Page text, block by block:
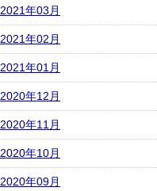
2021年03月
2021年02月
2021年01月
2020年12月
2020年11月
2020年10月
2020年09月